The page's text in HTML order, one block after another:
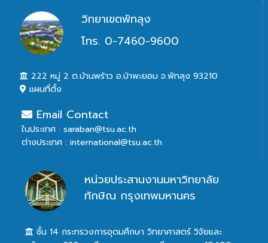
วิทยาเขตพัทลุง
โทร. 0-7460-9600
222 หมู่ 2 ต.บ้านพร้าว อ.ป่าพะยอม จ.พัทลุง 93210
แผนที่ตั้ง
Email Contact
ในประเทศ : saraban@tsu.ac.th
ต่างประเทศ : international@tsu.ac.th
หน่วยประสานงานมหาวิทยาลัย
ทักษิณ กรุงเทพมหานคร
ชั้น 14 กระทรวงการอุดมศึกษา วิทยาศาสตร์ วิจัยและ